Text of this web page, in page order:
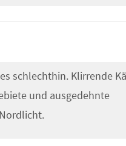
schlechthin. Klirrende
und ausgedehnte